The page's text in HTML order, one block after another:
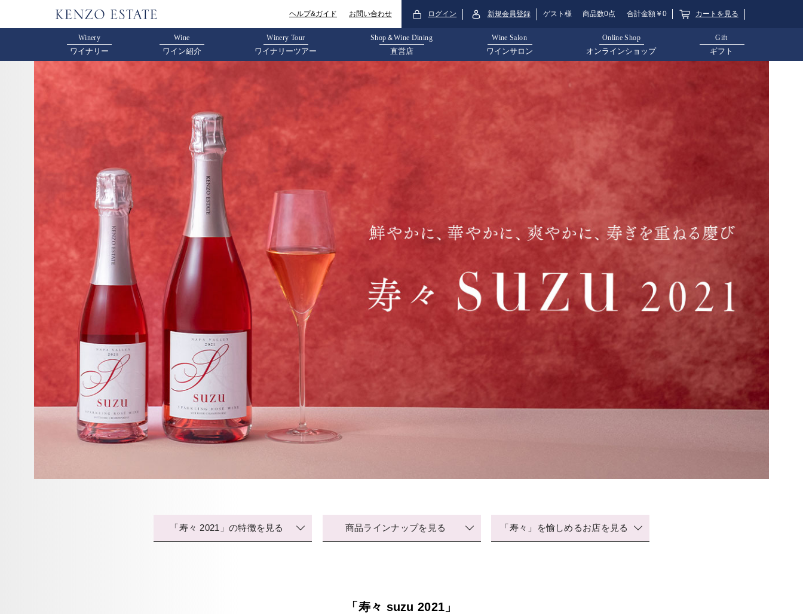
ヘルプ&ガイド お問い合わせ ログイン 新規会員登録 ゲスト様 商品数0点 合計金額￥0 カートを見る
Winery
ワイナリー
Wine
ワイン紹介
Winery Tour
ワイナリーツアー
Shop＆Wine Dining
直営店
Wine Salon
ワインサロン
Online Shop
オンラインショップ
Gift
ギフト
「寿々 2021」の特徴を見る 商品ラインナップを見る 「寿々」を愉しめるお店を見る
「寿々 suzu 2021」